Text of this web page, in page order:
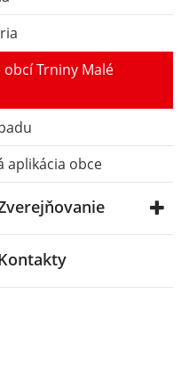
Trniny Malé
aplikácia obce